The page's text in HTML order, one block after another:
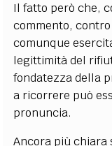
Il fatto però che,
commento,
comunque
legittimità del
fondatezza della
a ricorrere può
pronuncia.
Ancora più chiara